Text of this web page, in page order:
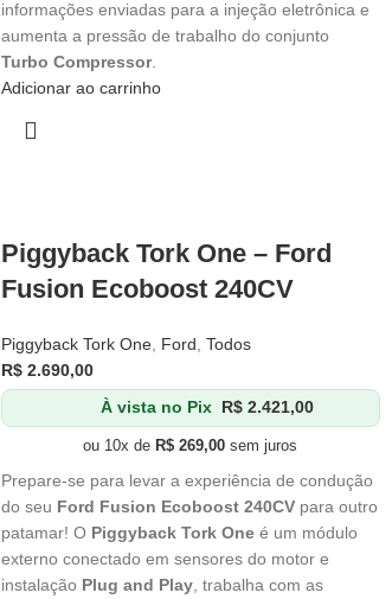
informações enviadas para a injeção eletrônica e
aumenta a pressão de trabalho do conjunto
Turbo Compressor.
Adicionar ao carrinho
Piggyback Tork One – Ford
Fusion Ecoboost 240CV
Piggyback Tork One, Ford Todos
R$2.690,00
À vista no Pix R$2.421,00
ou 10x deR$ 269,00 sem juros
Prepare-se para levar a experiência de condução
do seu Ford Fusion Ecoboost 240CVpara outro
patamar! O Piggyback Tork Oneé um módulo
externo conectado em sensores do motor e
instalação Plug and Play, trabalha com as